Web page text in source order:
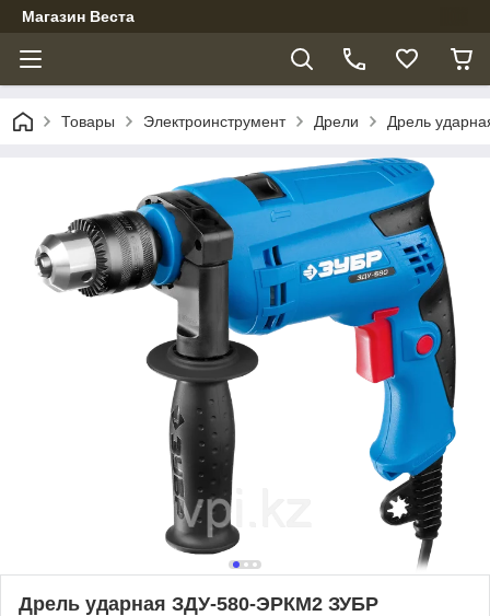
Магазин Веста
Товары Электроинструмент Дрели Дрель
Дрель ударная ЗДУ-580-ЭРКМ2 ЗУБР